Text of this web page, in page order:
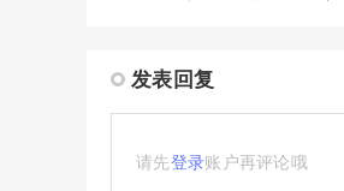
发表回复
请先登录账户再评论哦